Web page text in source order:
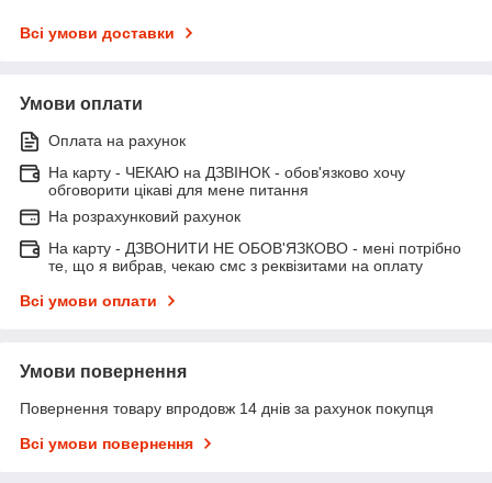
Всі умови доставки
Умови оплати
Оплата на рахунок
На карту - ЧЕКАЮ на ДЗВІНОК - обов'язково хочу
обговорити цікаві для мене питання
На розрахунковий рахунок
На карту - ДЗВОНИТИ НЕ ОБОВ'ЯЗКОВО - мені потрібно
те, що я вибрав, чекаю смс з реквізитами на оплату
Всі умови оплати
Умови повернення
Повернення товару впродовж 14 днів за рахунок покупця
Всі умови повернення